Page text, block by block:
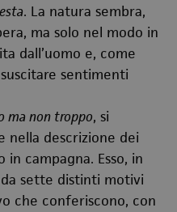
. La natura sembra,
ma solo nel modo in
dall’uomo e, come
sentimenti
ma non troppo, si
nella descrizione dei
campagna. Esso, in
sette distinti motivi
che conferiscono, con